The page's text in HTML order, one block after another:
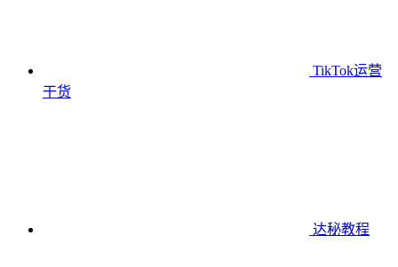
TikTok运营
干货
达秘教程